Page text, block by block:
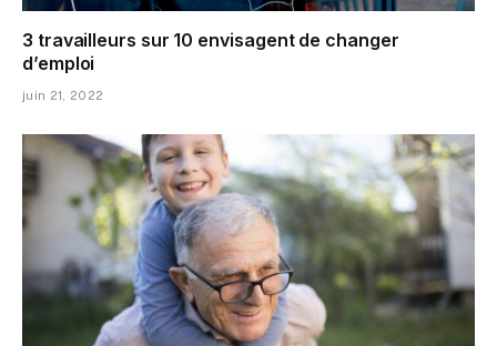
3 travailleurs sur 10 envisagent de changer
d’emploi
juin 21, 2022